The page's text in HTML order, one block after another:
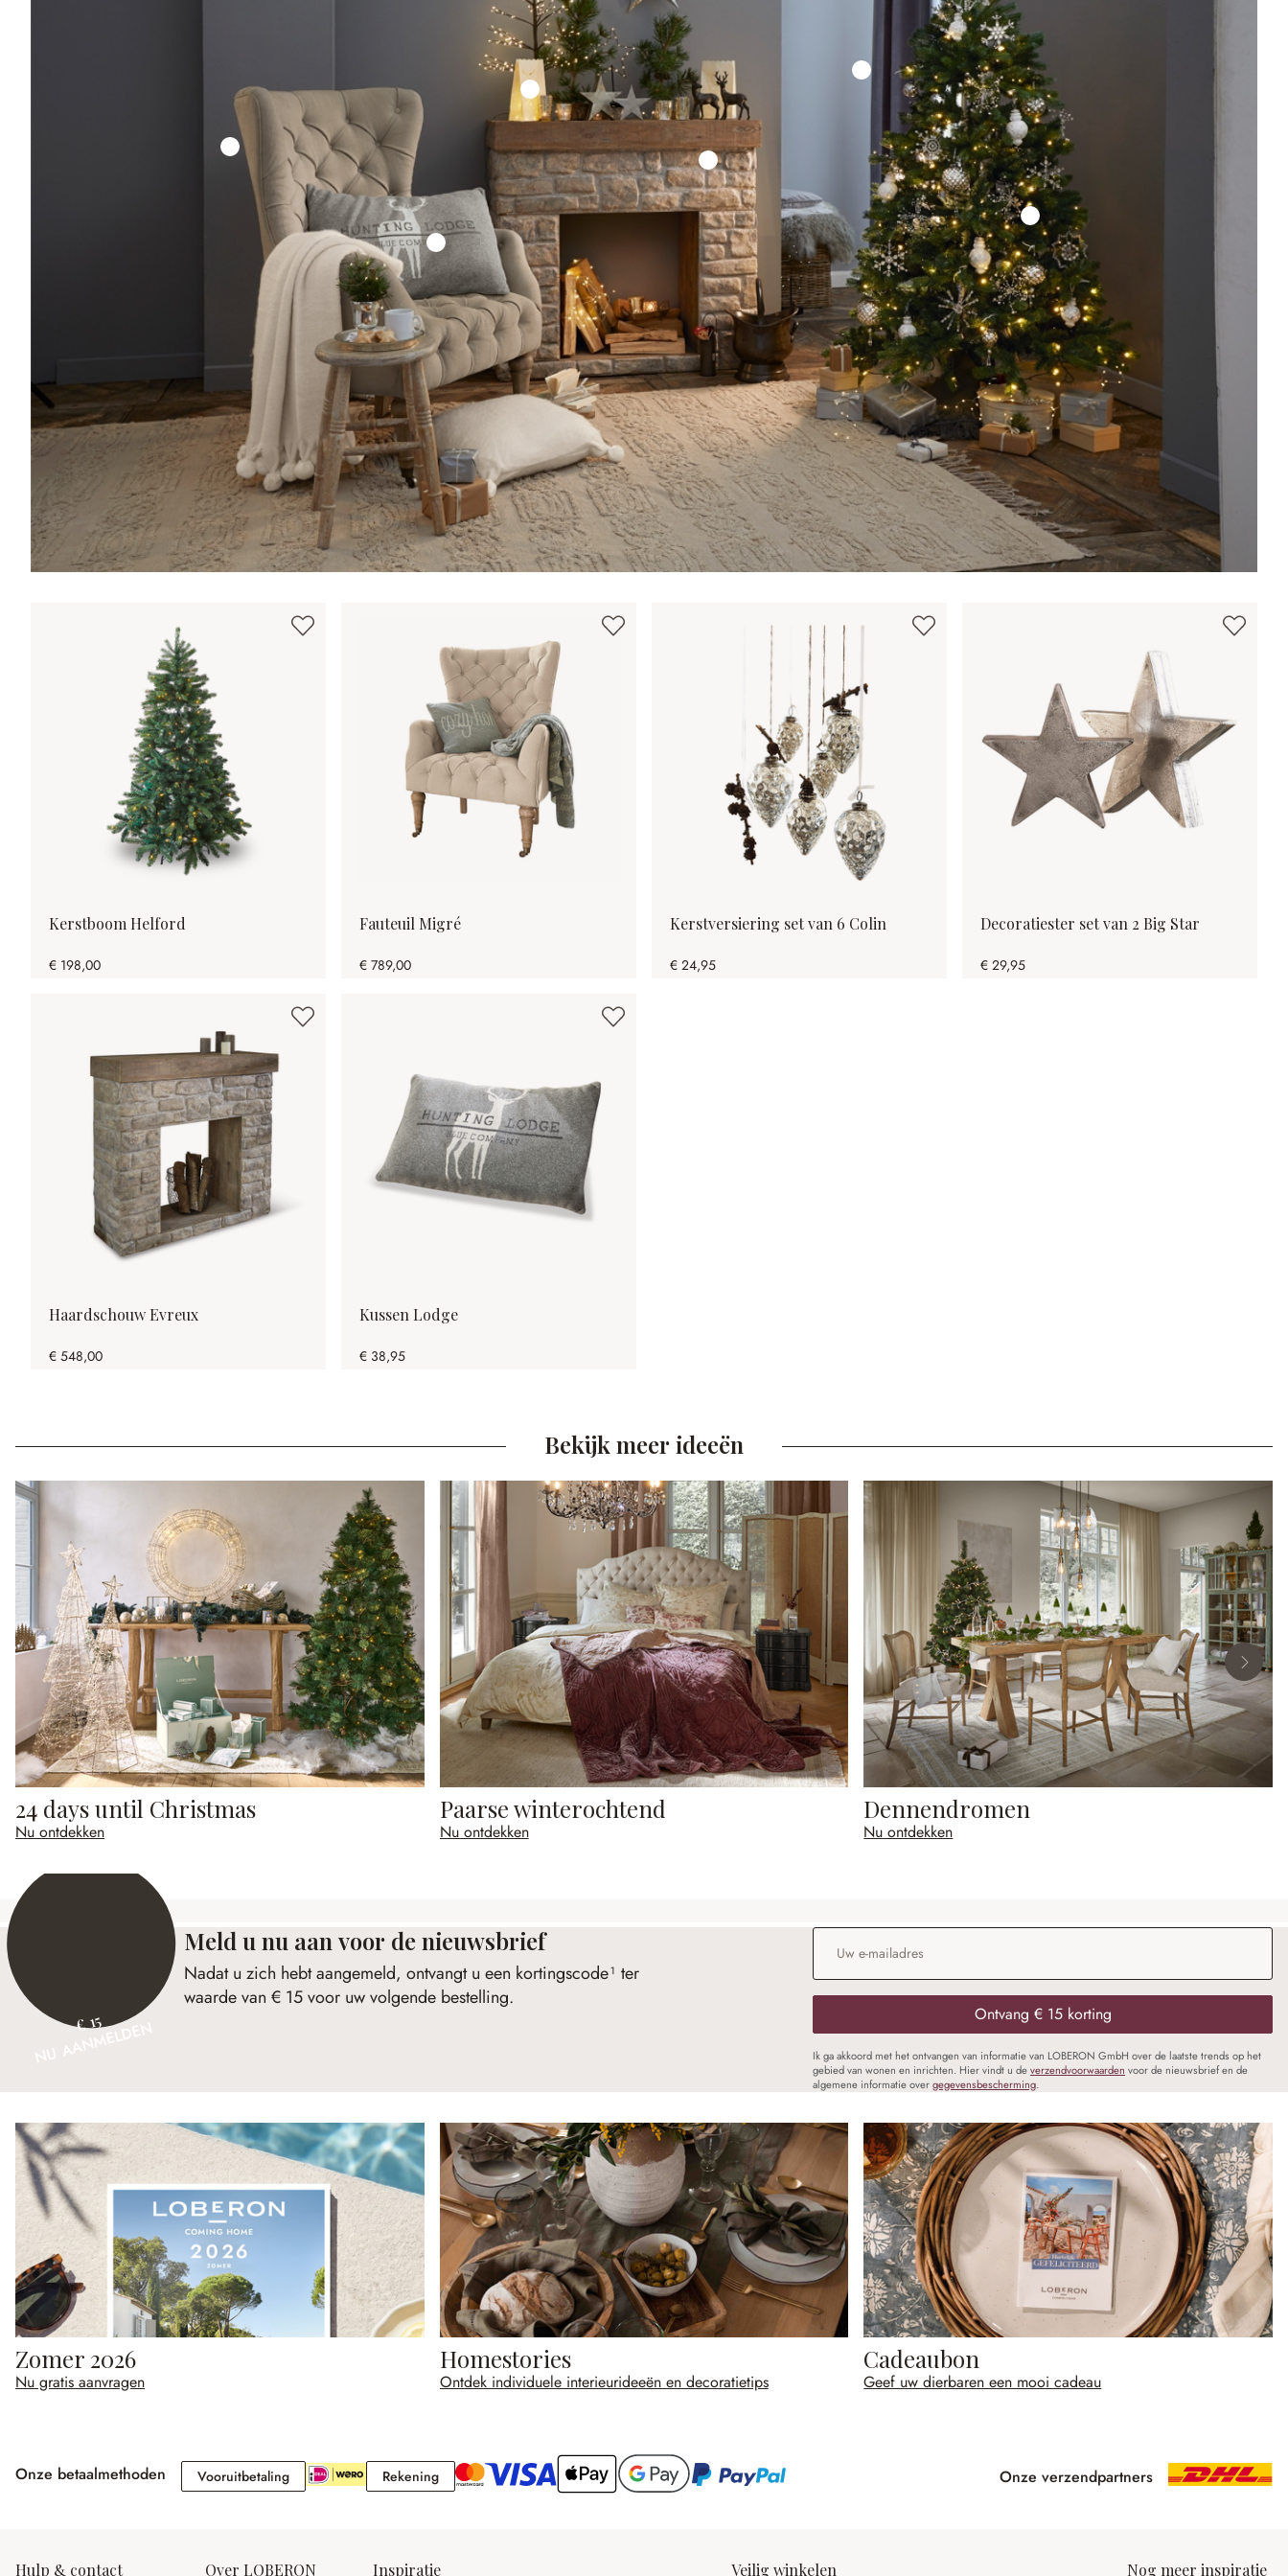
Kerstboom Helford
€ 198,00
Fauteuil Migré
€ 789,00
Kerstversiering set van 6 Colin
€ 24,95
Decoratiester set van 2 Big Star
€ 29,95
Haardschouw Evreux
€ 548,00
Kussen Lodge
€ 38,95
Bekijk meer ideeën
24 days until Christmas
Nu ontdekken
Paarse winterochtend
Nu ontdekken
Dennendromen
Nu ontdekken
€ 15
NU AANMELDEN
Meld u nu aan voor de nieuwsbrief
Nadat u zich hebt aangemeld, ontvangt u een kortingscode¹ ter
waarde van € 15 voor uw volgende bestelling.
E-mailadres
Ontvang € 15 korting
Ik ga akkoord met het ontvangen van informatie van LOBERON GmbH over de laatste trends op het
gebied van wonen en inrichten. Hier vindt u deverzendvoorwaarden voor de nieuwsbrief en de
algemene informatie overgegevensbescherming.
Zomer 2026
Nu gratis aanvragen
Homestories
Ontdek individuele interieurideeën en decoratietips
Cadeaubon
Geef uw dierbaren een mooi cadeau
Onze betaalmethoden VooruitbetalingVooruitbetaling RekeningRekening Onze verzendpartners
Hulp & contact Over LOBERON Inspiratie Veilig winkelen Nog meer inspiratie